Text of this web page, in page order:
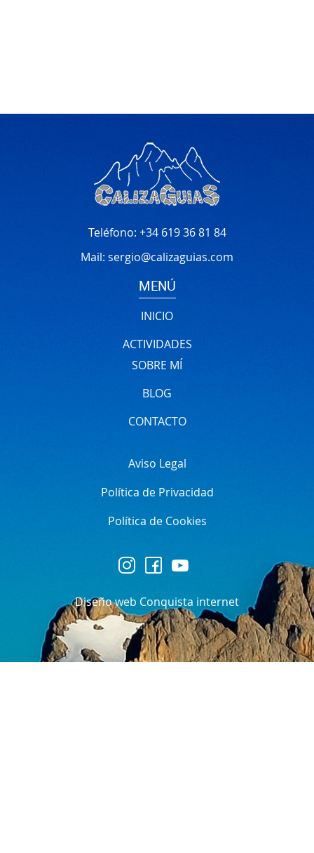
Teléfono: +34 619 36 81 84
Mail: sergio@calizaguias.com
MENÚ
INICIO
ACTIVIDADES
SOBRE MÍ
BLOG
CONTACTO
Aviso Legal
Política de Privacidad
Política de Cookies
Diseño web Conquista internet